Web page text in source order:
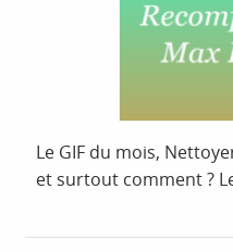
Le GIF du mois,
et surtout comment ?